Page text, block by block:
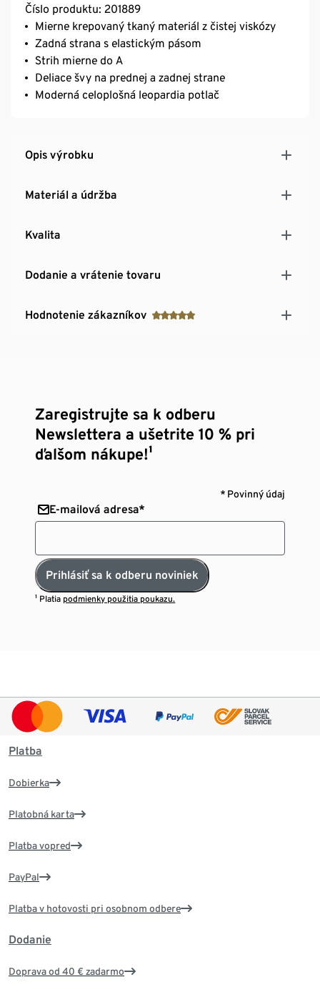
Číslo produktu: 201889
Mierne krepovaný tkaný materiál z čistej viskózy
Zadná strana s elastickým pásom
Strih mierne do A
Deliace švy na prednej a zadnej strane
Moderná celoplošná leopardia potlač
Opis výrobku
Materiál a údržba
Kvalita
Dodanie a vrátenie tovaru
Hodnotenie zákazníkov
Zaregistrujte sa k odberu
Newslettera a ušetrite 10 % pri
ďalšom nákupe!¹
* Povinný údaj
E-mailová adresa*
Prihlásiť sa k odberu noviniek
¹ Platia podmienky použitia poukazu.
Platba
Dobierka
Platobná karta
Platba vopred
PayPal
Platba v hotovosti pri osobnom odbere
Dodanie
Doprava od 40 € zadarmo